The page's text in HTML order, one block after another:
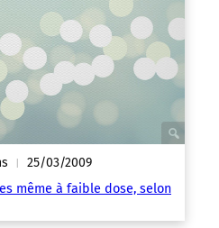
| 25/03/2009
même à faible dose, selon